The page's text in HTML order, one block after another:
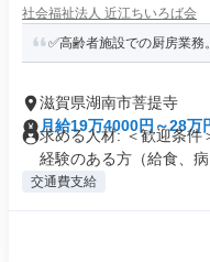
社会福祉法人 近江ちいろば会
✅高齢者施設での厨房業
滋賀県湖南市菩提寺
月給19万4000円～28万
求める人材: ＜歓迎条件
経験のある方（給食、病
交通費支給